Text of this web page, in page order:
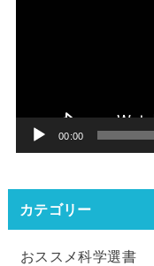
00:00
カテゴリー
おススメ科学選書